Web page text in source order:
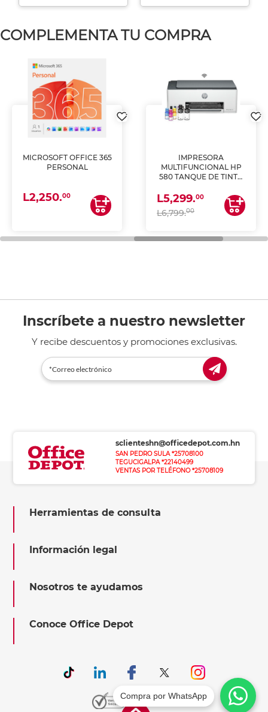
COMPLEMENTA TU COMPRA
MICROSOFT OFFICE 365
PERSONAL
L2,250.00
IMPRESORA
MULTIFUNCIONAL HP
580 TANQUE DE TINTA
ESCANEA)
L5,299.00
L6,799.00
Inscríbete a nuestro newsletter
Y recibe descuentos y promociones exclusivas.
sclienteshn@officedepot.com.hn
SAN PEDRO SULA *25708100
TEGUCIGALPA *22140499
VENTAS POR TELÉFONO *25708109
Herramientas de consulta
Información legal
Nosotros te ayudamos
Conoce Office Depot
Compra por WhatsApp